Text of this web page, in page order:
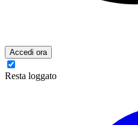
Accedi ora
Resta loggato